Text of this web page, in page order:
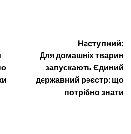
Наступний:
Для домашніх тварин
запускають Єдиний
державний реєстр: що
потрібно знати